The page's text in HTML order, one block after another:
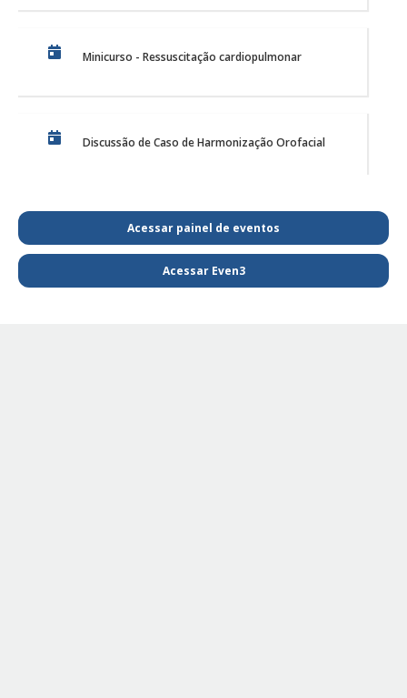
Minicurso - Ressuscitação cardiopulmonar
Discussão de Caso de Harmonização Orofacial
PE Projeto de Reabilitação Funcional
Acessar painel de eventos
Acessar Even3